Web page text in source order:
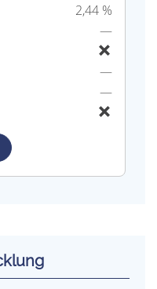
2,44 %
—
—
—